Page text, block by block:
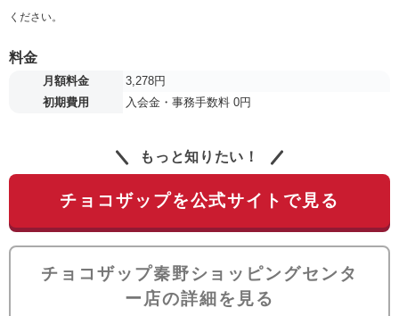
ください。
料金
月額料金
3,278円
初期費用
入会金・事務手数料 0円
もっと知りたい！
チョコザップを公式サイトで見る
チョコザップ秦野ショッピングセンタ
ー店の詳細を見る